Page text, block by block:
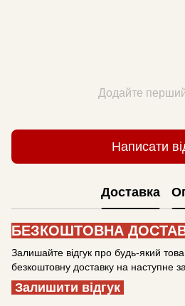
Додайте перший
Написати
Доставка
БЕЗКОШТОВНА
Залишайте відгук про будь-який
безкоштовну доставку на наступне
Залишити відгук